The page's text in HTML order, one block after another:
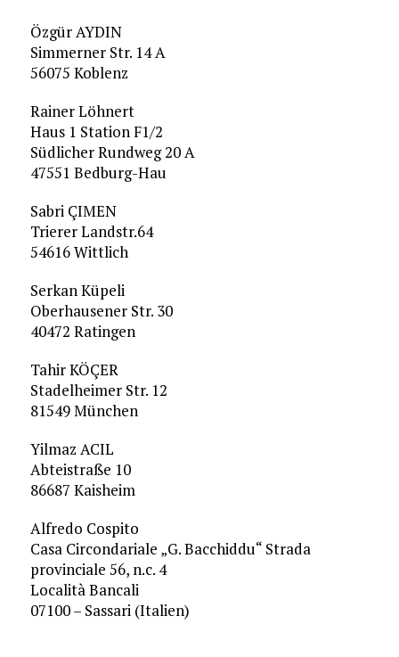
Özgür AYDIN
Simmerner Str. 14 A
56075 Koblenz
Rainer Löhnert
Haus 1 Station F1/2
Südlicher Rundweg 20 A
47551 Bedburg-Hau
Sabri ÇIMEN
Trierer Landstr.64
54616 Wittlich
Serkan Küpeli
Oberhausener Str. 30
40472 Ratingen
Tahir KÖÇER
Stadelheimer Str. 12
81549 München
Yilmaz ACIL
Abteistraße 10
86687 Kaisheim
Alfredo Cospito
Casa Circondariale „G. Bacchiddu“ Strada
provinciale 56, n.c. 4
Località Bancali
07100 – Sassari (Italien)